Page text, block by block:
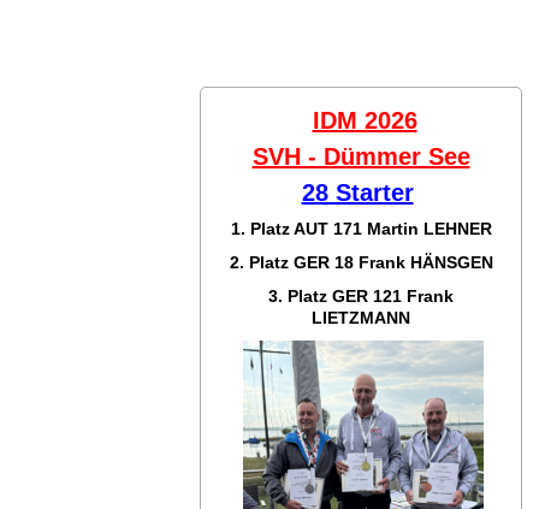
IDM 2026
SVH - Dümmer See
28 Starter
1. Platz AUT 171 Martin LEHNER
2. Platz GER 18 Frank HÄNSGEN
3. Platz GER 121 Frank
LIETZMANN